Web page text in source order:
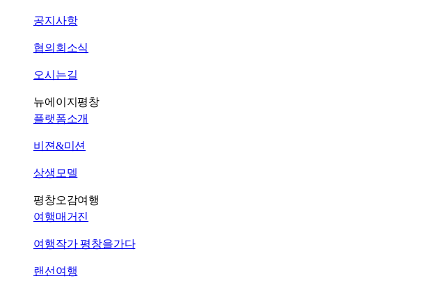
공지사항
협의회소식
오시는길
뉴에이지평창
플랫폼소개
비젼&미션
상생모델
평창오감여행
여행매거진
여행작가 평창을가다
랜선여행